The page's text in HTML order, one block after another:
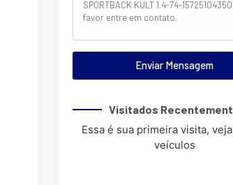
Enviar Mensagem
Visitados
Essa é sua primeira visita,
veículos